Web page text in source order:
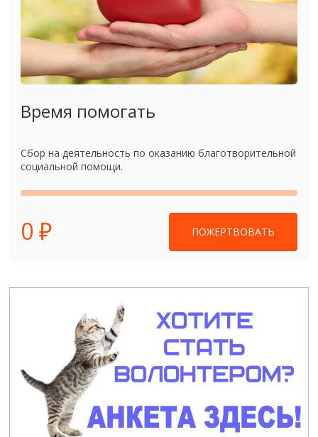
Время помогать
Сбор на деятельность по оказанию благотворительной
социальной помощи.
0 ₽ ПОЖЕРТВОВАТЬ